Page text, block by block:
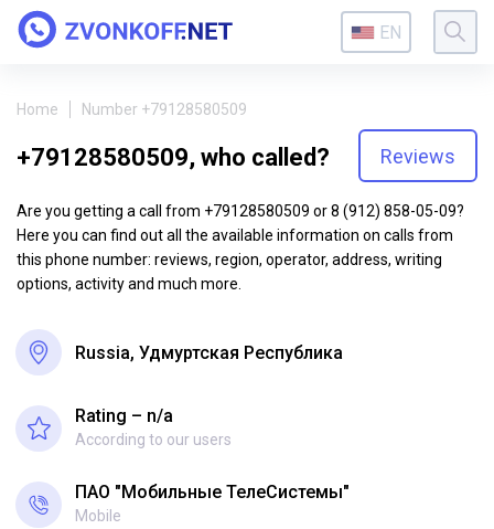
EN
Home Number +79128580509
+79128580509, who called? Reviews
Are you getting a call from +79128580509 or 8 (912) 858-05-09?
Here you can find out all the available information on calls from
this phone number: reviews, region, operator, address, writing
options, activity and much more.
Russia, Удмуртская Республика
Rating – n/a
According to our users
ПАО "Мобильные ТелеСистемы"
Mobile